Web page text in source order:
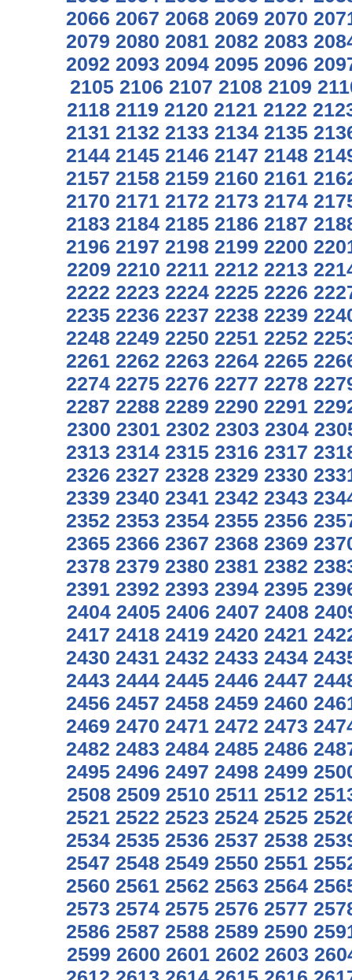
2066 2067 2068 2069 2070
2079 2080 2081 2082 2083
2092 2093 2094 2095 2096
2105 2106 2107 2108 2109
2118 2119 2120 2121 2122
2131 2132 2133 2134 2135
2144 2145 2146 2147 2148
2157 2158 2159 2160 2161
2170 2171 2172 2173 2174
2183 2184 2185 2186 2187
2196 2197 2198 2199 2200
2209 2210 2211 2212 2213
2222 2223 2224 2225 2226
2235 2236 2237 2238 2239
2248 2249 2250 2251 2252
2261 2262 2263 2264 2265
2274 2275 2276 2277 2278
2287 2288 2289 2290 2291
2300 2301 2302 2303 2304
2313 2314 2315 2316 2317
2326 2327 2328 2329 2330
2339 2340 2341 2342 2343
2352 2353 2354 2355 2356
2365 2366 2367 2368 2369
2378 2379 2380 2381 2382
2391 2392 2393 2394 2395
2404 2405 2406 2407 2408
2417 2418 2419 2420 2421
2430 2431 2432 2433 2434
2443 2444 2445 2446 2447
2456 2457 2458 2459 2460
2469 2470 2471 2472 2473
2482 2483 2484 2485 2486
2495 2496 2497 2498 2499
2508 2509 2510 2511 2512
2521 2522 2523 2524 2525
2534 2535 2536 2537 2538
2547 2548 2549 2550 2551
2560 2561 2562 2563 2564
2573 2574 2575 2576 2577
2586 2587 2588 2589 2590
2599 2600 2601 2602 2603